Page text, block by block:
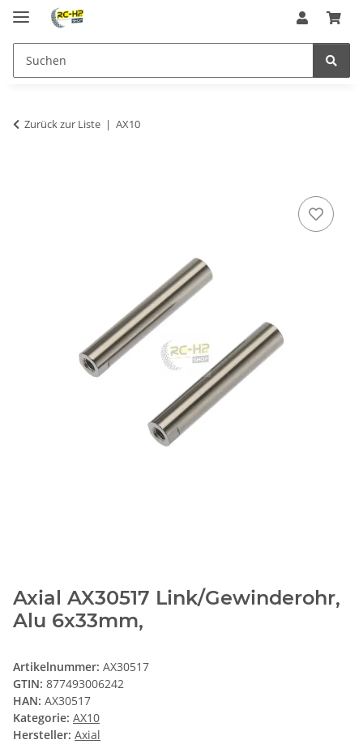
Zurück zur Liste AX10
Axial AX30517 Link/Gewinderohr,
Alu 6x33mm,
Artikelnummer: AX30517
GTIN: 877493006242
HAN: AX30517
Kategorie: AX10
Hersteller: Axial